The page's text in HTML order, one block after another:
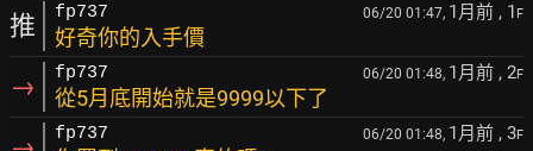
推 fp737 06/20 01:47, 1月前 , 1 F
好奇你的入手價
→ fp737 06/20 01:48, 1月前 , 2F
從5月底開始就是9999以下了
fp737 06/20 01:48, 1月前 , 3F